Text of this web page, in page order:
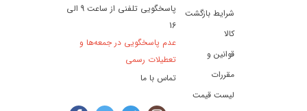
شرایط بازگشت
کالا
قوانین و
مقررات
لیست قیمت
پاسخگویی تلفنی از ساعت 9 الی
16
عدم پاسخگویی در جمعه‌ها و
تعطیلات رسمی
تماس با ما